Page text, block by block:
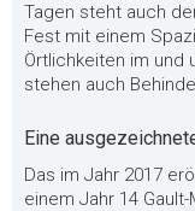
Tagen steht auch
Fest mit einem
Örtlichkeiten im und
stehen auch
Eine
Das im Jahr 2017
einem Jahr 14